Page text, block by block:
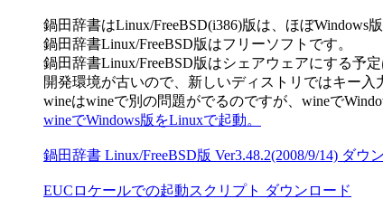
鍋田辞書はLinux/FreeBSD(i386)版は、ほぼWindows
鍋田辞書Linux/FreeBSD版はフリーソフトです。
鍋田辞書Linux/FreeBSD版はシェアウェアにする予定
開発環境が古いので、新しいディストリではキー
wineはwineで別の問題がでるのですが、wineで
wineでWindows版をLinuxで起動。
鍋田辞書 Linux/FreeBSD版 Ver3.48.2(2008/9/14) ダウ
EUCロケールでの起動スクリプト ダウンロード